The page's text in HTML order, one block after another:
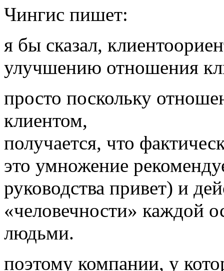
Чингис пишет:
я бы сказал,
улучшению отношения
просто поскольку
клиентом,
получается, что
это умножение
руководства привет) и
«человечности» каждой
людьми.
поэтому компании, у